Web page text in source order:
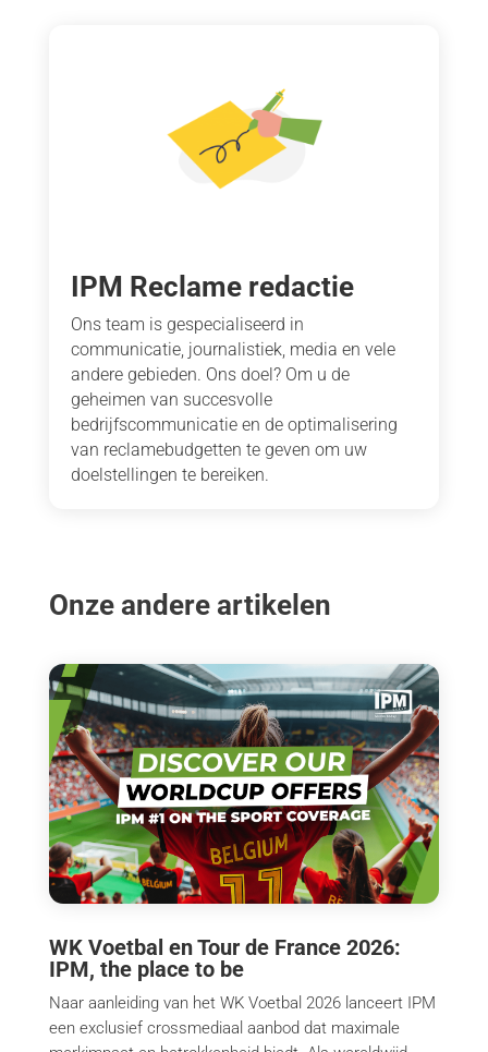
IPM Reclame redactie
Ons team is gespecialiseerd in
communicatie, journalistiek, media en vele
andere gebieden. Ons doel? Om u de
geheimen van succesvolle
bedrijfscommunicatie en de optimalisering
van reclamebudgetten te geven om uw
doelstellingen te bereiken.
Onze andere artikelen
WK Voetbal en Tour de France 2026:
IPM, the place to be
Naar aanleiding van het WK Voetbal 2026 lanceert IPM
een exclusief crossmediaal aanbod dat maximale